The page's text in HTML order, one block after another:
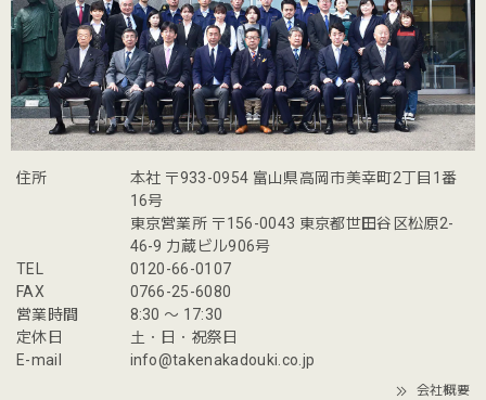
住所
本社 〒933-0954 富山県高岡市美幸町2丁目1番
16号
東京営業所 〒156-0043 東京都世田谷区松原2-
46-9 力蔵ビル906号
TEL
0120-66-0107
FAX
0766-25-6080
営業時間
8:30 〜 17:30
定休日
土・日・祝祭日
E-mail
info@takenakadouki.co.jp
会社概要